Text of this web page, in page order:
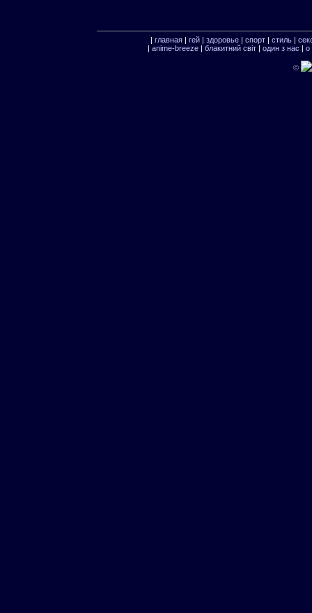
| главная| гей| здоровье| спорт| стиль|
| anime-breeze| блакитний свiт| один з нас | о
©